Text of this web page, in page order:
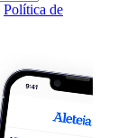
Política de